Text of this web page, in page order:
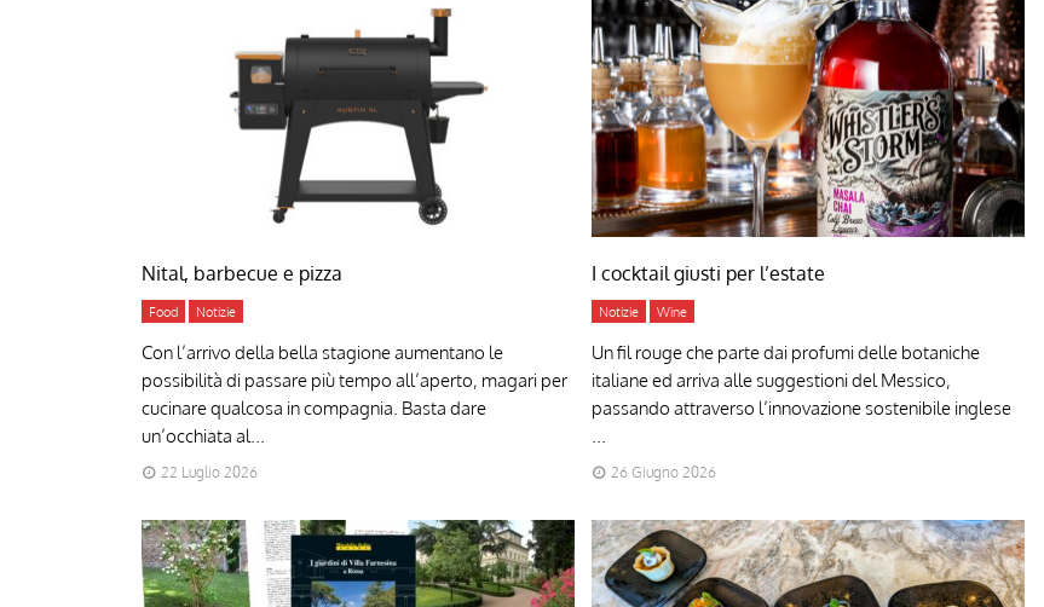
Nital, barbecue e pizza
Food Notizie
Con l’arrivo della bella stagione aumentano le
possibilità di passare più tempo all’aperto, magari per
cucinare qualcosa in compagnia. Basta dare
un’occhiata al...
22 Luglio 2026
I cocktail giusti per l’estate
Notizie Wine
Un fil rouge che parte dai profumi delle botaniche
italiane ed arriva alle suggestioni del Messico,
passando attraverso l’innovazione sostenibile inglese
...
26 Giugno 2026